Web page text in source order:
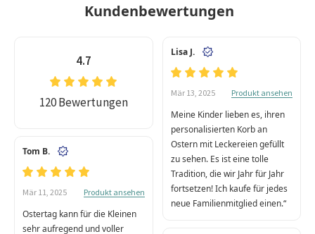
Kundenbewertungen
4.7
120 Bewertungen
Lisa J.
Mär 13, 2025 Produkt ansehen
Meine Kinder lieben es, ihren
personalisierten Korb an
Ostern mit Leckereien gefüllt
zu sehen. Es ist eine tolle
Tradition, die wir Jahr für Jahr
fortsetzen! Ich kaufe für jedes
neue Familienmitglied einen.“
Tom B.
Mär 11, 2025 Produkt ansehen
Ostertag kann für die Kleinen
sehr aufregend und voller